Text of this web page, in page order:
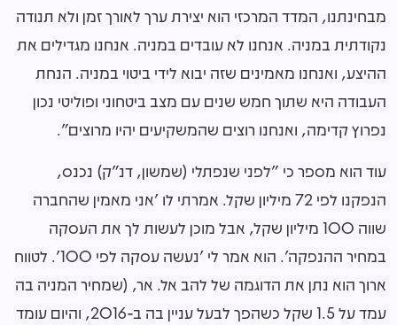
מבחינתנו, המדד המרכזי הוא יצירת ערך לאורך זמן ולא תנודה
נקודתית במניה. אנחנו לא עובדים במניה. אנחנו מגדילים את
ההיצע, ואנחנו מאמינים שזה יבוא לידי ביטוי במניה. הנחת
העבודה היא שתוך חמש שנים עם מצב ביטחוני ופוליטי נכון
נפרוץ קדימה, ואנחנו רוצים שהמשקיעים יהיו מרוצים".
עוד הוא מספר כי "לפני שנפתלי (שמשון, דנ"ק) נכנס,
הנפקנו לפי 72 מיליון שקל. אמרתי לו 'אני מאמין שהחברה
שווה 100 מיליון שקל, אבל מוכן לעשות לך את העסקה
במחיר ההנפקה'. הוא אמר לי 'נעשה עסקה לפי 100'. לטווח
ארוך הוא נתן את הדוגמה של להב אל. אר, (שמחיר המניה בה
עמד על 1.5 שקל כשהפך לבעל עניין בה ב-2016, והיום עומד